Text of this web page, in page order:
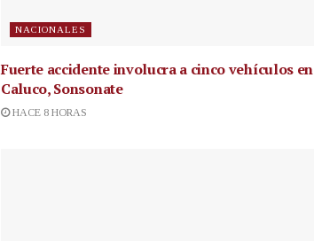
NACIONALES
Fuerte accidente involucra a cinco vehículos en
Caluco, Sonsonate
HACE 8 HORAS